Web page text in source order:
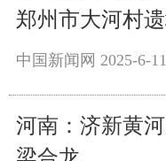
郑州市大河村
中国新闻网 2025-6-
河南：济新黄